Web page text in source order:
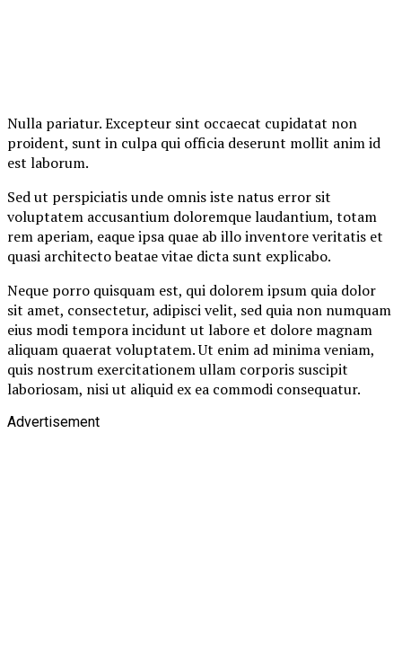
Nulla pariatur. Excepteur sint occaecat cupidatat non
proident, sunt in culpa qui officia deserunt mollit anim id
est laborum.
Sed ut perspiciatis unde omnis iste natus error sit
voluptatem accusantium doloremque laudantium, totam
rem aperiam, eaque ipsa quae ab illo inventore veritatis et
quasi architecto beatae vitae dicta sunt explicabo.
Neque porro quisquam est, qui dolorem ipsum quia dolor
sit amet, consectetur, adipisci velit, sed quia non numquam
eius modi tempora incidunt ut labore et dolore magnam
aliquam quaerat voluptatem. Ut enim ad minima veniam,
quis nostrum exercitationem ullam corporis suscipit
laboriosam, nisi ut aliquid ex ea commodi consequatur.
Advertisement